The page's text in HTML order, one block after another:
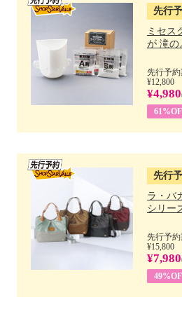
先行
ミセス
が 滝の
先行予
¥12,800
¥4,980
先行
ラ・バ
シリー
先行予
¥15,800
¥7,980